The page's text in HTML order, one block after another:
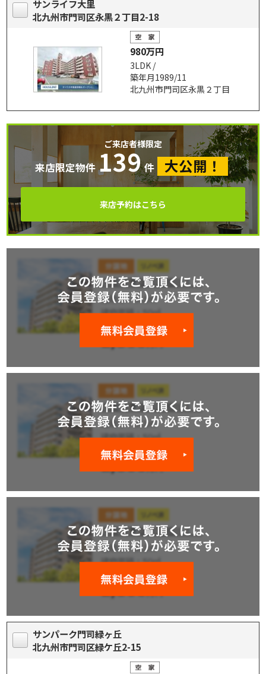
サンライフ大里
北九州市門司区永黒２丁目2-18
980万円
3LDK /
築年月1989/11
北九州市門司区永黒２丁目
ご来店者様限定
来店限定物件 139 件 大公開！
来店予約はこちら
サンパーク門司緑ヶ丘
北九州市門司区緑ケ丘2-15